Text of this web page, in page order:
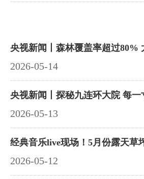
央视新闻丨森林覆盖率超过80%
2026-05-14
央视新闻丨探秘九连环大院 每
2026-05-13
经典音乐live现场！5月份露天草
2026-05-12